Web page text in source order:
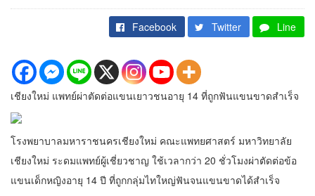
Facebook Twitter Line
เชียงใหม่ แพทย์ผ่าตัดต่อแขนเยาวชนอายุ 14 ที่ถูกฟันแขนขาดสำเร็จ
โรงพยาบาลมหาราชนครเชียงใหม่ คณะแพทยศาสตร์ มหาวิทยาลัย
เชียงใหม่ ระดมแพทย์ผู้เชี่ยวชาญ ใช้เวลากว่า 20 ชั่วโมงผ่าตัดต่อข้อ
แขนเด็กหญิงอายุ 14 ปี ที่ถูกกลุ่มไทใหญ่ฟันจนแขนขาดได้สำเร็จ